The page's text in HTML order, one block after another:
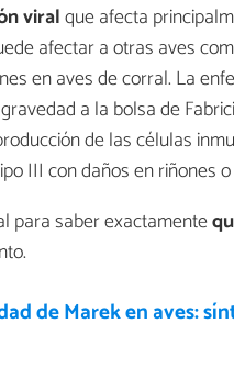
viralque afecta
afectar a otras aves
en aves de corral. La
a la bolsa de
de las células
III con daños en riñones
para saber exactamente
de Marek en aves: